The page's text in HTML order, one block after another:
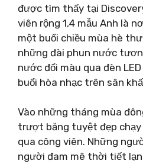
được tìm thấy tại
viên rộng 1,4 mẫu Anh là
một buổi chiều mùa hè
những đài phun nước
nước đổi màu qua đèn
buổi hòa nhạc trên sân
Vào những tháng mùa
trượt băng tuyệt đẹp chạy
qua công viên. Những
người đam mê thời tiết